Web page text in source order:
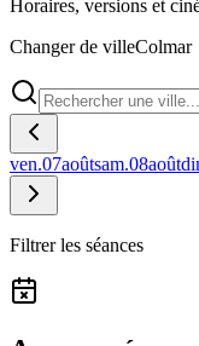
Horaires, versions et
Changer de villeColmar
ven.07aoûtsam.08août
Filtrer les séances